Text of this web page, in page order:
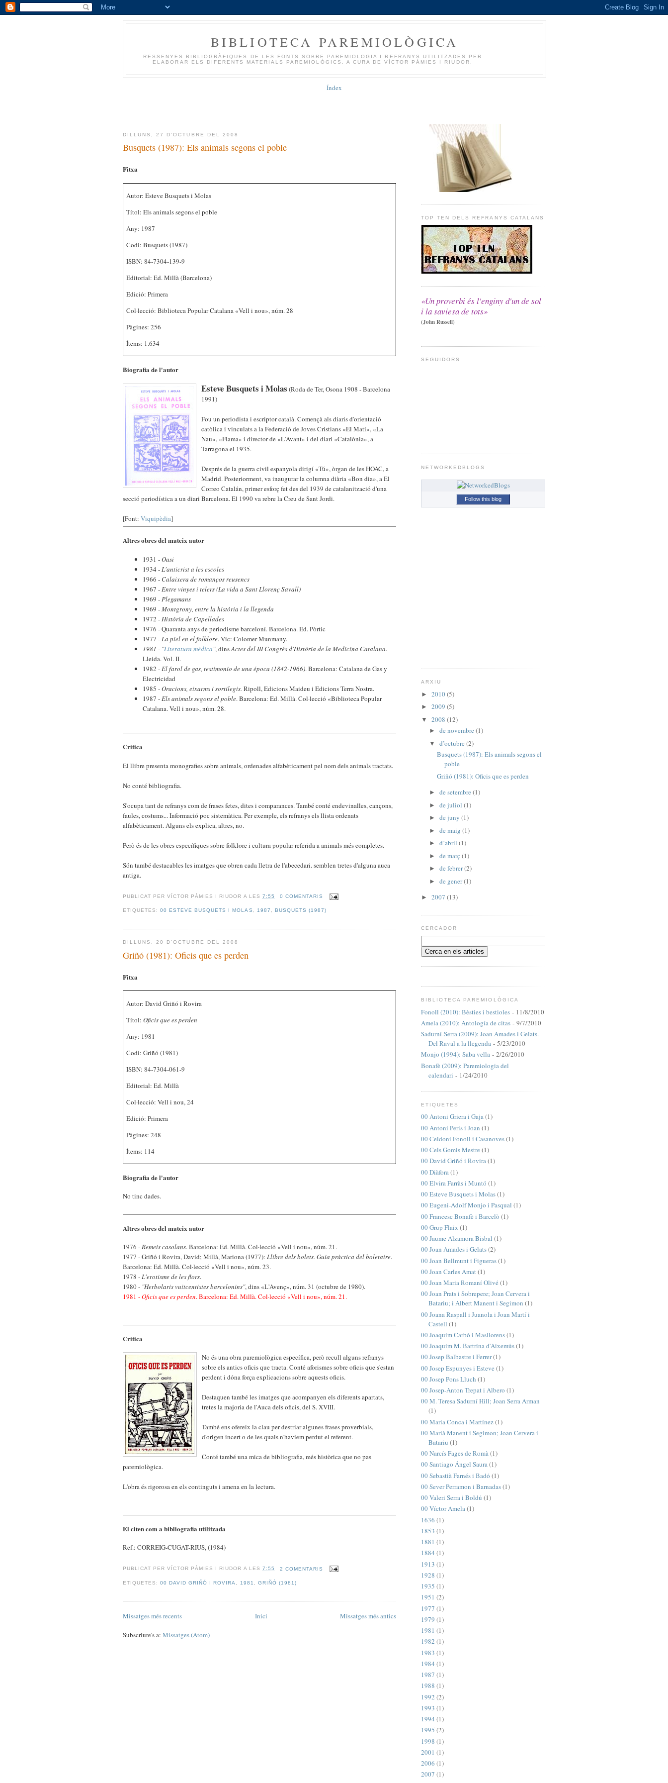
BIBLIOTECA PAREMIOLÒGICA
RESSENYES BIBLIOGRÀFIQUES DE LES FONTS SOBRE PAREMIOLOGIA I REFRANYS UTILITZADES PER
ELABORAR ELS DIFERENTS MATERIALS PAREMIOLÒGICS. A CURA DE VÍCTOR PÀMIES I RIUDOR.
Índex
DILLUNS, 27 D’OCTUBRE DEL 2008
Busquets (1987): Els animals segons el poble
Fitxa
Autor: Esteve Busquets i Molas
Títol: Els animals segons el poble
Any: 1987
Codi: Busquets (1987)
ISBN: 84-7304-139-9
Editorial: Ed. Millà (Barcelona)
Edició: Primera
Col·lecció: Biblioteca Popular Catalana «Vell i nou», núm. 28
Pàgines: 256
Ítems: 1.634
Biografia de l'autor
Esteve Busquets i Molas (Roda de Ter, Osona 1908 - Barcelona
1991)
Fou un periodista i escriptor català. Començà als diaris d'orientació
catòlica i vinculats a la Federació de Joves Cristians «El Matí», «La
Nau», «Flama» i director de «L'Avant» i del diari «Catalònia», a
Tarragona el 1935.
Després de la guerra civil espanyola dirigí «Tú», òrgan de les HOAC, a
Madrid. Posteriorment, va inaugurar la columna diària «Bon dia», a El
Correo Catalán, primer esforç fet des del 1939 de catalanització d'una
secció periodística a un diari Barcelona. El 1990 va rebre la Creu de Sant Jordi.
[Font: Viquipèdia]
Altres obres del mateix autor
1931 -Oasi
1934 -L'anticrist a les escoles
1966 - Calaixera de romanços reusencs
1967 -Entre vinyes i telers (La vida a Sant Llorenç Savall)
1969 -Plegamans
1969 -Montgrony, entre la història i la llegenda
1972 -Història de Capellades
1976 - Quaranta anys de periodisme barceloní. Barcelona. Ed. Pòrtic
1977 -La piel en el folklore. Vic: Colomer Munmany.
1981 - "Literatura mèdica", dinsActes del III Congrés d'Història de la Medicina Catalana.
Lleida. Vol. II.
1982 -El farol de gas, testimonio de una época (1842-1966). Barcelona: Catalana de Gas y
Electricidad
1985 -Oracions, eixarms i sortilegis. Ripoll, Edicions Maideu i Edicions Terra Nostra.
1987 -Els animals segons el poble. Barcelona: Ed. Millà. Col·lecció «Biblioteca Popular
Catalana. Vell i nou», núm. 28.
Crítica
El llibre presenta monografies sobre animals, ordenades alfabèticament pel nom dels animals tractats.
No conté bibliografia.
S'ocupa tant de refranys com de frases fetes, dites i comparances. També conté endevinalles, cançons,
faules, costums... Informació poc sistemàtica. Per exemple, els refranys els llista ordenats
alfabèticament. Alguns els explica, altres, no.
Però és de les obres específiques sobre folklore i cultura popular referida a animals més completes.
Són també destacables les imatges que obren cada lletra de l'abecedari. semblen tretes d'alguna auca
antiga.
PUBLICAT PERVÍCTOR PÀMIES I RIUDOR A LES 7:55 0 COMENTARIS
ETIQUETES:00 ESTEVE BUSQUETS I MOLAS 1987 BUSQUETS (1987)
DILLUNS, 20 D’OCTUBRE DEL 2008
Griñó (1981): Oficis que es perden
Fitxa
Autor: David Griñó i Rovira
Títol: Oficis que es perden
Any: 1981
Codi: Griñó (1981)
ISBN: 84-7304-061-9
Editorial: Ed. Millà
Col·lecció: Vell i nou, 24
Edició: Primera
Pàgines: 248
Ítems: 114
Biografia de l'autor
No tinc dades.
Altres obres del mateix autor
1976 -Remeis casolans. Barcelona: Ed. Millà. Col·lecció «Vell i nou», núm. 21.
1977 - Griñó i Rovira, David; Millà, Mariona (1977): Llibre dels bolets. Guia pràctica del boletaire.
Barcelona: Ed. Millà. Col·lecció «Vell i nou», núm. 23.
1978 -L'erotisme de les flors.
1980 - "Herbolaris vuitcentistes barcelonins", dins «L'Avenç», núm. 31 (octubre de 1980).
1981 -Oficis que es perden. Barcelona: Ed. Millà. Col·lecció «Vell i nou», núm. 21.
Crítica
No és una obra paremiològica específica, però recull alguns refranys
sobre els antics oficis que tracta. Conté aforismes sobre oficis que s'estan
perdent i dóna força explicacions sobre aquests oficis.
Destaquen també les imatges que acompanyen els diferents apartats,
tretes la majoria de l'Auca dels oficis, del S. XVIII.
També ens ofereix la clau per destriar algunes frases proverbials,
d'origen incert o de les quals n'havíem perdut el referent.
Conté també una mica de bibliografia, més històrica que no pas
paremiològica.
L'obra és rigorosa en els continguts i amena en la lectura.
El citen com a bibliografia utilitzada
Ref.: CORREIG-CUGAT-RIUS, (1984)
PUBLICAT PERVÍCTOR PÀMIES I RIUDOR A LES 7:55 2 COMENTARIS
ETIQUETES:00 DAVID GRIÑÓ I ROVIRA 1981 GRIÑÓ (1981)
Missatges més recents Missatges més antics
Inici
Subscriure's a: Missatges (Atom)
TOP TEN DELS REFRANYS CATALANS
«Un proverbi és l'enginy d'un de sol
i la saviesa de tots»
(John Russell)
SEGUIDORS
NETWORKEDBLOGS
Follow this blog
ARXIU
► 2010(5)
► 2009 (5)
▼ 2008 (12)
► de novembre (1)
▼ d’octubre (2)
Busquets (1987): Els animals segons el
poble
Griñó (1981): Oficis que es perden
► de setembre (1)
► de juliol (1)
► de juny (1)
► de maig (1)
► d’abril (1)
► de març (1)
► de febrer(2)
► de gener(1)
► 2007 (13)
CERCADOR
BIBLIOTECA PAREMIOLÒGICA
Fonoll (2010): Bèsties i bestioles - 11/8/2010
Amela (2010): Antología de citas - 9/7/2010
Sadurní-Serra (2009): Joan Amades i Gelats.
Del Raval a la llegenda - 5/23/2010
Monjo (1994): Saba vella - 2/26/2010
Bonafè (2009): Paremiologia del
calendari - 1/24/2010
ETIQUETES
00 Antoni Griera i Gaja(1)
00 Antoni Peris i Joan (1)
00 Celdoni Fonoll i Casanoves(1)
00 Cels Gomis Mestre (1)
00 David Griñó i Rovira(1)
00 Diàfora(1)
00 Elvira Farràs i Muntó (1)
00 Esteve Busquets i Molas(1)
00 Eugeni-Adolf Monjo i Pasqual (1)
00 Francesc Bonafè i Barcelò (1)
00 Grup Flaix (1)
00 Jaume Alzamora Bisbal (1)
00 Joan Amades i Gelats(2)
00 Joan Bellmunt i Figueras(1)
00 Joan Carles Amat(1)
00 Joan Maria Romaní Olivé (1)
00 Joan Prats i Sobrepere; Joan Cervera i
Batariu; i Albert Manent i Segimon (1)
00 Joana Raspall i Juanola i Joan Martí i
Castell (1)
00 Joaquim Carbó i Masllorens(1)
00 Joaquim M. Bartrina d'Aixemús(1)
00 Josep Balbastre i Ferrer(1)
00 Josep Espunyes i Esteve (1)
00 Josep Pons Lluch (1)
00 Josep-Anton Trepat i Albero (1)
00 M. Teresa Sadurní Hill; Joan Serra Arman
(1)
00 Maria Conca i Martínez(1)
00 Marià Manent i Segimon; Joan Cervera i
Batariu (1)
00 Narcís Fages de Romà(1)
00 Santiago Ángel Saura(1)
00 Sebastià Farnés i Badó (1)
00 Sever Perramon i Barnadas(1)
00 Valeri Serra i Boldú (1)
00 Víctor Amela(1)
1636 (1)
1853 (1)
1881 (1)
1884 (1)
1913 (1)
1928 (1)
1935 (1)
1951 (2)
1977 (1)
1979 (1)
1981 (1)
1982 (1)
1983 (1)
1984 (1)
1987 (1)
1988 (1)
1992 (2)
1993 (1)
1994 (1)
1995 (2)
1998 (1)
2001 (1)
2006 (1)
2007 (1)